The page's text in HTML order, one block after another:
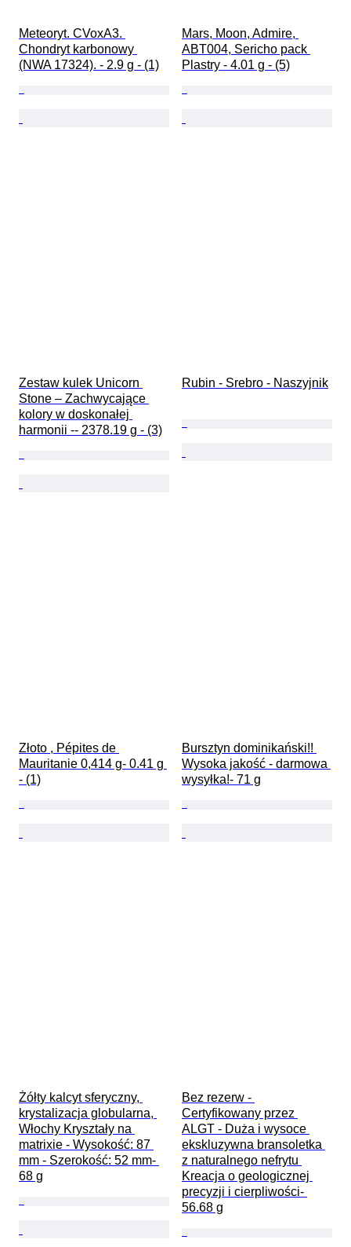
Meteoryt. CVoxA3.
Chondryt karbonowy
(NWA 17324). - 2.9 g - (1)
Mars, Moon, Admire,
ABT004, Sericho pack
Plastry - 4.01 g - (5)
Zestaw kulek Unicorn
Stone – Zachwycające
kolory w doskonałej
harmonii -- 2378.19 g - (3)
Rubin - Srebro - Naszyjnik
Złoto , Pépites de
Mauritanie 0,414 g- 0.41 g
- (1)
Bursztyn dominikański!!
Wysoka jakość - darmowa
wysyłka!- 71 g
Żółty kalcyt sferyczny,
krystalizacja globularna,
Włochy Kryształy na
matrixie - Wysokość: 87
mm - Szerokość: 52 mm-
68 g
Bez rezerw -
Certyfikowany przez
ALGT - Duża i wysoce
ekskluzywna bransoletka
z naturalnego nefrytu
Kreacja o geologicznej
precyzji i cierpliwości-
56.68 g